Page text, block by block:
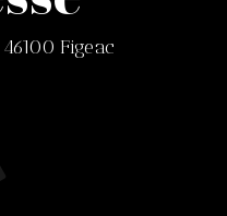
Figeac